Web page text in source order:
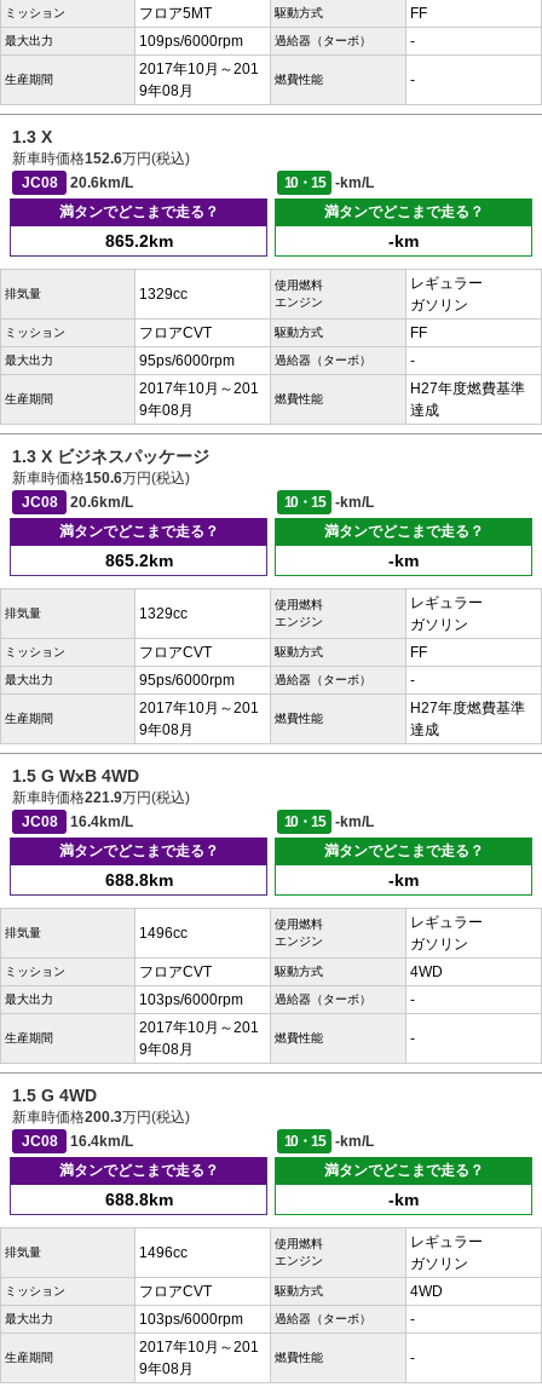
ミッション フロア5MT 駆動方式 FF
最大出力 109ps/6000rpm 過給器（ターボ） -
生産期間
2017年10月～201
9年08月
燃費性能 -
1.3 X
新車時価格152.6万円(税込)
JC08
20.6km/L 10・15
-km/L
満タンでどこまで走る？
865.2km
満タンでどこまで走る？
-km
排気量 1329cc
使用燃料
エンジン
レギュラー
ガソリン
ミッション フロアCVT 駆動方式 FF
最大出力 95ps/6000rpm 過給器（ターボ） -
生産期間
2017年10月～201
9年08月
燃費性能
H27年度燃費基準
達成
1.3 X ビジネスパッケージ
新車時価格150.6万円(税込)
JC08
20.6km/L 10・15
-km/L
満タンでどこまで走る？
865.2km
満タンでどこまで走る？
-km
排気量 1329cc
使用燃料
エンジン
レギュラー
ガソリン
ミッション フロアCVT 駆動方式 FF
最大出力 95ps/6000rpm 過給器（ターボ） -
生産期間
2017年10月～201
9年08月
燃費性能
H27年度燃費基準
達成
1.5 G WxB 4WD
新車時価格221.9万円(税込)
JC08
16.4km/L 10・15
-km/L
満タンでどこまで走る？
688.8km
満タンでどこまで走る？
-km
排気量 1496cc
使用燃料
エンジン
レギュラー
ガソリン
ミッション フロアCVT 駆動方式 4WD
最大出力 103ps/6000rpm 過給器（ターボ） -
生産期間
2017年10月～201
9年08月
燃費性能 -
1.5 G 4WD
新車時価格200.3万円(税込)
JC08
16.4km/L 10・15
-km/L
満タンでどこまで走る？
688.8km
満タンでどこまで走る？
-km
排気量 1496cc
使用燃料
エンジン
レギュラー
ガソリン
ミッション フロアCVT 駆動方式 4WD
最大出力 103ps/6000rpm 過給器（ターボ） -
生産期間
2017年10月～201
9年08月
燃費性能 -